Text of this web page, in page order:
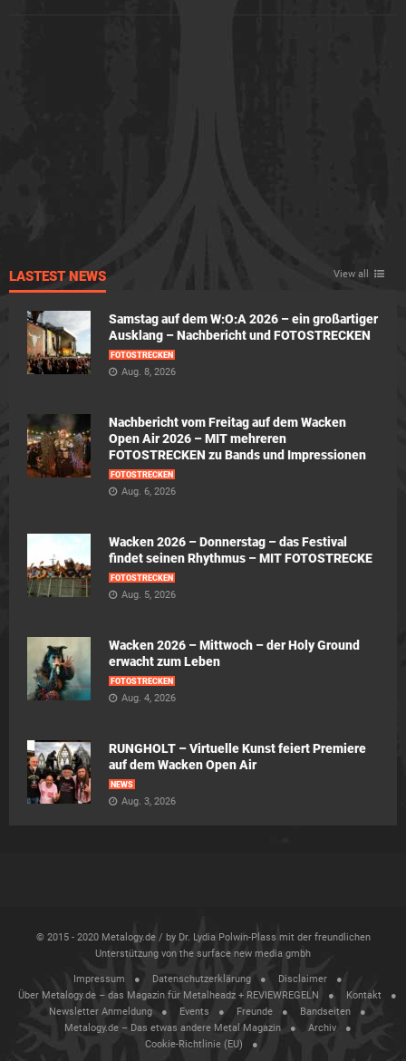
LASTEST NEWS View all
Samstag auf dem W:O:A 2026 – ein großartiger
Ausklang – Nachbericht und FOTOSTRECKEN
FOTOSTRECKEN
Aug. 8, 2026
Nachbericht vom Freitag auf dem Wacken
Open Air 2026 – MIT mehreren
FOTOSTRECKEN zu Bands und Impressionen
FOTOSTRECKEN
Aug. 6, 2026
Wacken 2026 – Donnerstag – das Festival
findet seinen Rhythmus – MIT FOTOSTRECKE
FOTOSTRECKEN
Aug. 5, 2026
Wacken 2026 – Mittwoch – der Holy Ground
erwacht zum Leben
FOTOSTRECKEN
Aug. 4, 2026
RUNGHOLT – Virtuelle Kunst feiert Premiere
auf dem Wacken Open Air
NEWS
Aug. 3, 2026
© 2015 - 2020 Metalogy.de / by Dr. Lydia Polwin-Plass mit der freundlichen
Unterstützung von the surface new media gmbh
Impressum Datenschutzerklärung
Disclaimer
Über Metalogy.de – das Magazin für Metalheadz + REVIEWREGELN
Kontakt
Newsletter Anmeldung
Events Freunde
Bandseiten
Metalogy.de – Das etwas andere Metal Magazin
Archiv
Cookie-Richtlinie (EU)